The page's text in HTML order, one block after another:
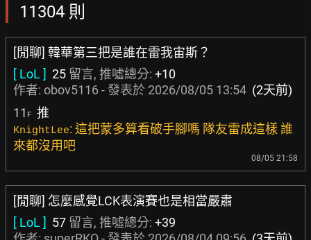
11304 則
[閒聊] 韓華第三把是誰在雷我宙斯？
[ LoL ] 25 留言, 推噓總分: +10
作者: obov5116- 發表於 2026/08/05 13:54 (2天前)
11 F 推
KnightLee: 這把蒙多算看破手腳嗎 隊友雷成這樣 誰
來都沒用吧
08/05 21:58
[閒聊] 怎麼感覺LCK表演賽也是相當嚴肅
[ LoL ] 57 留言, 推噓總分: +39